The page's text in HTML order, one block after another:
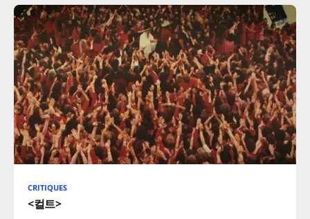
CRITIQUES
<컬트>